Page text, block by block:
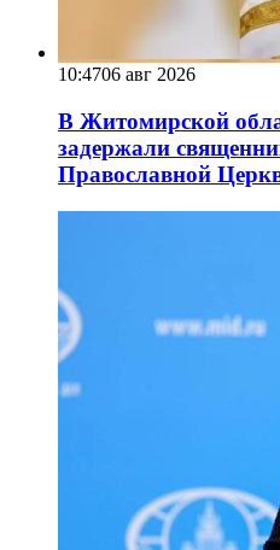
10:4706 авг 2026
В Житомирской
задержали
Православной